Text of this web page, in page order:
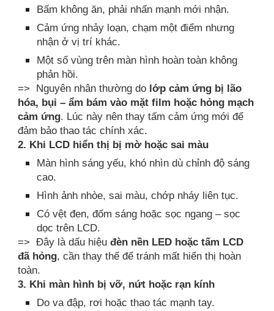
Bấm không ăn, phải nhấn mạnh mới nhận.
Cảm ứng nhảy loạn, chạm một điểm nhưng
nhận ở vị trí khác.
Một số vùng trên màn hình hoàn toàn không
phản hồi.
=> Nguyên nhân thường do lớp cảm ứng bị lão
hóa, bụi – ẩm bám vào mặt film hoặc hỏng mạch
cảm ứng. Lúc này nên thay tấm cảm ứng mới để
đảm bảo thao tác chính xác.
2. Khi LCD hiển thị bị mờ hoặc sai màu
Màn hình sáng yếu, khó nhìn dù chỉnh độ sáng
cao.
Hình ảnh nhòe, sai màu, chớp nháy liên tục.
Có vệt đen, đốm sáng hoặc sọc ngang – sọc
dọc trên LCD.
=> Đây là dấu hiệuđèn nền LED hoặc tấm LCD
đã hỏng, cần thay thế để tránh mất hiển thị hoàn
toàn.
3. Khi màn hình bị vỡ, nứt hoặc rạn kính
Do va đập, rơi hoặc thao tác mạnh tay.